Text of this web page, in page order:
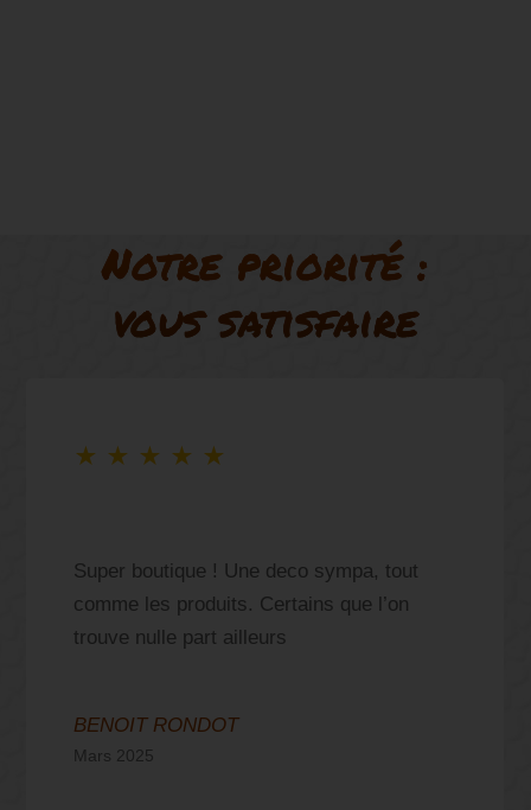
Notre priorité :
vous satisfaire
★ ★ ★ ★ ★
Super boutique ! Une deco sympa, tout
comme les produits. Certains que l’on
trouve nulle part ailleurs
BENOIT RONDOT
Mars 2025